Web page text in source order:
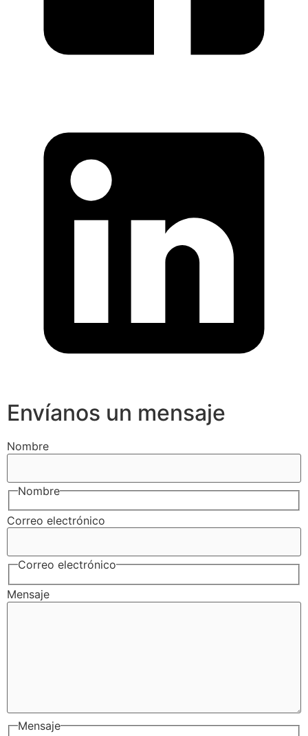
Envíanos un mensaje
Nombre
Nombre
Correo electrónico
Correo electrónico
Mensaje
Mensaje